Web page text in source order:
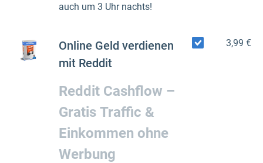
auch um 3 Uhr nachts!
Online Geld verdienen
mit Reddit
Reddit Cashflow –
Gratis Traffic &
Einkommen ohne
Werbung
3,99 €